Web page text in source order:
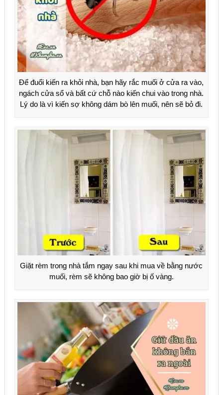
Để đuổi kiến ra khỏi nhà, bạn hãy rắc muối ở cửa ra vào,
ngách cửa sổ và bất cứ chỗ nào kiến chui vào trong nhà.
Lý do là vì kiến sợ không dám bò lên muối, nên sẽ bỏ đi.
Giặt rèm trong nhà tắm ngay sau khi mua về bằng nước
muối, rèm sẽ không bao giờ bị ố vàng.